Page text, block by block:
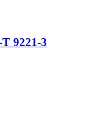
9221-3